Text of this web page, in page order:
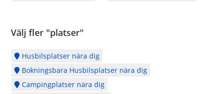
Välj fler "platser"
Husbilsplatser nära dig
Bokningsbara Husbilsplatser nära dig
Campingplatser nära dig